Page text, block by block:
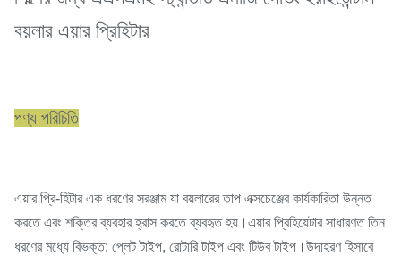
বয়লার এয়ার প্রিহিটার
পণ্য পরিচিতি
এয়ার প্রি-হিটার এক ধরণের সরঞ্জাম যা বয়লারের তাপ এক্সচেঞ্জের কার্যকারিতা উন্নত
করতে এবং শক্তির ব্যবহার হ্রাস করতে ব্যবহৃত হয়।এয়ার প্রিহিয়েটার সাধারণত তিন
ধরণের মধ্যে বিভক্ত: প্লেট টাইপ, রোটারি টাইপ এবং টিউব টাইপ।উদাহরণ হিসাবে